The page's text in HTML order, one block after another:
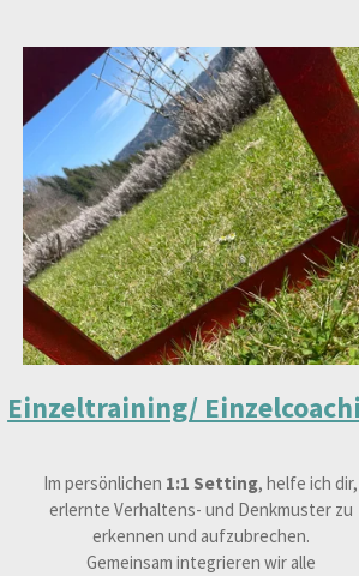
Einzeltraining/
Im persönlichen 1:1 Setting, helfe ich dir,
erlernte Verhaltens- und Denkmuster zu
erkennen und aufzubrechen.
Gemeinsam integrieren wir alle